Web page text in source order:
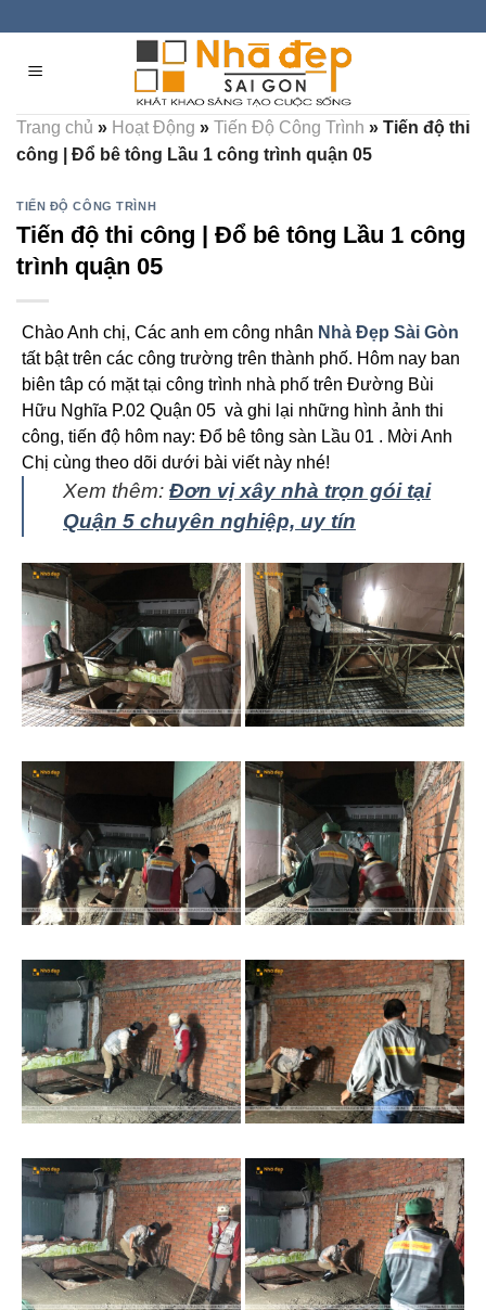
content
Trang chủ » Hoạt Động » Tiến Độ Công Trình » Tiến độ thi
công | Đổ bê tông Lầu 1 công trình quận 05
TIẾN ĐỘ CÔNG TRÌNH
Tiến độ thi công | Đổ bê tông Lầu 1 công
trình quận 05
Chào Anh chị, Các anh em công nhân Nhà Đẹp Sài Gòn
tất bật trên các công trường trên thành phố. Hôm nay ban
biên tâp có mặt tại công trình nhà phố trên Đường Bùi
Hữu Nghĩa P.02 Quận 05 và ghi lại những hình ảnh thi
công, tiến độ hôm nay: Đổ bê tông sàn Lầu 01 . Mời Anh
Chị cùng theo dõi dưới bài viết này nhé!
Xem thêm: Đơn vị xây nhà trọn gói tại
Quận 5 chuyên nghiệp, uy tín